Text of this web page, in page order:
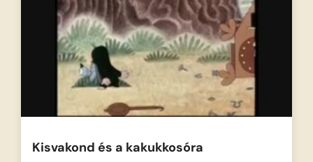
Kisvakond és a kakukkosóra